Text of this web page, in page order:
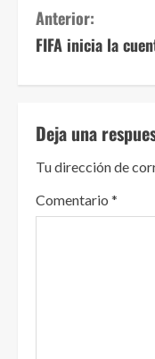
S
i
g
u
e
l
Anterior:
FIFA inicia la
Deja una
Tu dirección de
Comentario *